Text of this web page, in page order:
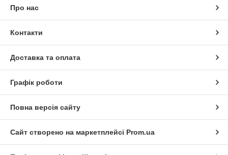
Про нас
Контакти
Доставка та оплата
Графік роботи
Повна версія сайту
Сайт створено на маркетплейсі Prom.ua